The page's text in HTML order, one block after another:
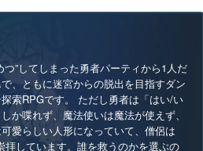
つ”してしまった勇者パーティから1人だ
、ともに迷宮からの脱出を目指すダン
索RPGです。 ただし勇者は「はい/い
か喋れず、魔法使いは魔法が使えず、
愛らしい人形になっていて、僧侶は
拝しています。誰を救うのかを選ぶの